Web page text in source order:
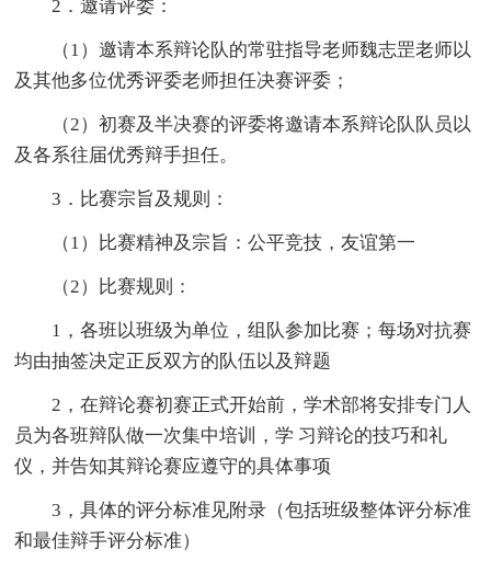
2．邀请评委：
（1）邀请本系辩论队的常驻指导老师魏志罡老师以
及其他多位优秀评委老师担任决赛评委；
（2）初赛及半决赛的评委将邀请本系辩论队队员以
及各系往届优秀辩手担任。
3．比赛宗旨及规则：
（1）比赛精神及宗旨：公平竞技，友谊第一
（2）比赛规则：
1，各班以班级为单位，组队参加比赛；每场对抗赛
均由抽签决定正反双方的队伍以及辩题
2，在辩论赛初赛正式开始前，学术部将安排专门人
员为各班辩队做一次集中培训，学 习辩论的技巧和礼
仪，并告知其辩论赛应遵守的具体事项
3，具体的评分标准见附录（包括班级整体评分标准
和最佳辩手评分标准）